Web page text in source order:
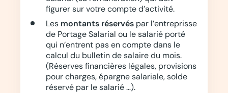
figurer sur votre compte d’activité.
Les montants réservés par l’entreprisse
de Portage Salarial ou le salarié porté
qui n’entrent pas en compte dans le
calcul du bulletin de salaire du mois.
(Réserves financières légales, provisions
pour charges, épargne salariale, solde
réservé par le salarié …).